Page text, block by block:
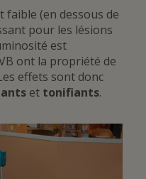
(en dessous de
pour les lésions
est
ont la propriété de
effets sont donc
et tonifiants.